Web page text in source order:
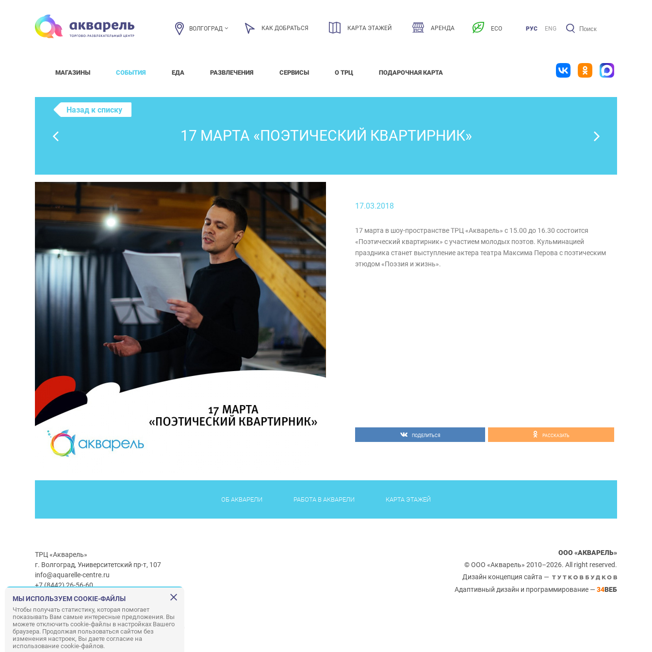
ВОЛГОГРАД КАК ДОБРАТЬСЯ КАРТА ЭТАЖЕЙ АРЕНДА ECO РУС ENG
МАГАЗИНЫ СОБЫТИЯ ЕДА РАЗВЛЕЧЕНИЯ СЕРВИСЫ О ТРЦ ПОДАРОЧНАЯ КАРТА
Назад к списку
17 МАРТА «ПОЭТИЧЕСКИЙ КВАРТИРНИК»
17.03.2018
17 марта в шоу-пространстве ТРЦ «Акварель» с 15.00 до 16.30 состоится
«Поэтический квартирник» с участием молодых поэтов. Кульминацией
праздника станет выступление актера театра Максима Перова с поэтическим
этюдом «Поэзия и жизнь».
ПОДЕЛИТЬСЯ РАССКАЗАТЬ
ОБ АКВАРЕЛИ РАБОТА В АКВАРЕЛИ КАРТА ЭТАЖЕЙ
ТРЦ «Акварель»
г. Волгоград, Университетский пр-т, 107
info@aquarelle-centre.ru
+7 (8442) 26-56-60
Часы работы ТРЦ: с 10:00 до 22:00
Часы работы г/м Ашан:с 08:00 до 23:00
Часы работыг/мЛемана ПРО:с 08:00 до 22:00
Правила посещения ТРЦ «Акварель»
ООО «АКВАРЕЛЬ»
© ООО «Акварель» 2010–2026. All right reserved.
Дизайн концепция сайта —
Адаптивный дизайн и программирование — 34ВЕБ
МЫ ИСПОЛЬЗУЕМ COOKIE-ФАЙЛЫ
Чтобы получать статистику, которая помогает
показывать Вам самые интересные предложения. Вы
можете отключить cookie-файлы в настройках Вашего
браузера. Продолжая пользоваться сайтом без
изменения настроек, Вы даете согласие на
использование cookie-файлов.